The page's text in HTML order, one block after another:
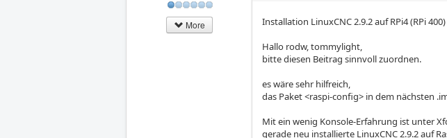
More
Installation LinuxCNC 2.9.2 auf RPi4 (RPi 400)
Hallo rodw, tommylight,
bitte diesen Beitrag sinnvoll zuordnen.
es wäre sehr hilfreich,
das Paket <raspi-config> in dem nächsten
Mit ein wenig Konsole-Erfahrung ist unter
gerade neu installierte LinuxCNC 2.9.2 auf